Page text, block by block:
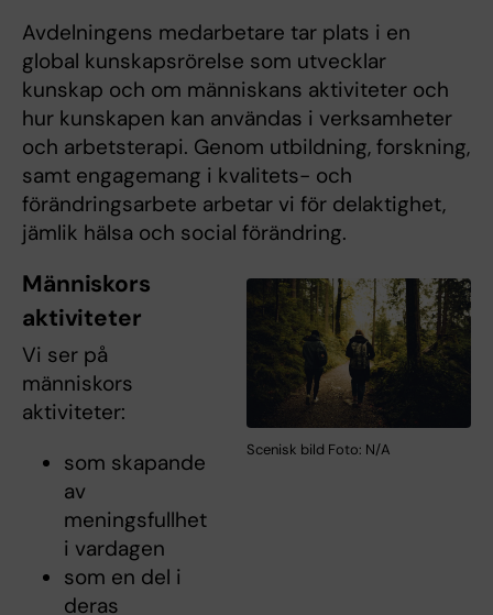
Avdelningens medarbetare tar plats i en
global kunskapsrörelse som utvecklar
kunskap och om människans aktiviteter och
hur kunskapen kan användas i verksamheter
och arbetsterapi. Genom utbildning, forskning,
samt engagemang i kvalitets- och
förändringsarbete arbetar vi för delaktighet,
jämlik hälsa och social förändring.
Scenisk bild Foto: N/A
Människors
aktiviteter
Vi ser på
människors
aktiviteter:
som skapande
av
meningsfullhet
i vardagen
som en del i
deras